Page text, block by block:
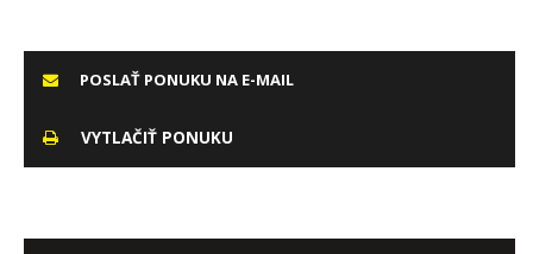
POSLAŤ PONUKU NA E-MAIL
VYTLAČIŤ PONUKU